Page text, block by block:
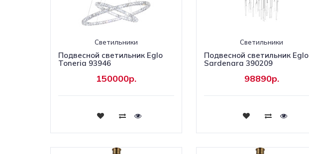
Светильники
Подвесной светильник Eglo
Toneria 93946
150000р.
Купить
Светильники
Подвесной светильник Eglo
Sardenara 390209
98890р.
Купить